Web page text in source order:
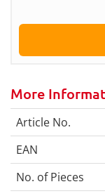
More
Article No.
EAN
No. of Pieces